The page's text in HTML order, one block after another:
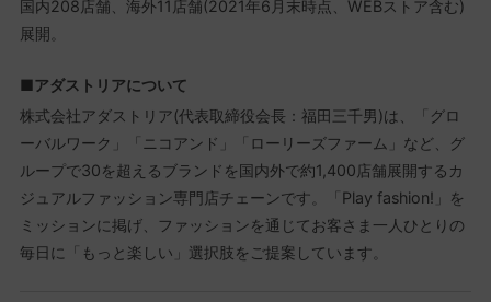
国内208店舗、海外11店舗(2021年6月末時点、WEBストア含む)
展開。
■アダストリアについて
株式会社アダストリア(代表取締役会長：福田三千男)は、「グロ
ーバルワーク」「ニコアンド」「ローリーズファーム」など、グ
ループで30を超えるブランドを国内外で約1,400店舗展開するカ
ジュアルファッション専門店チェーンです。「Play fashion!」を
ミッションに掲げ、ファッションを通じてお客さま一人ひとりの
毎日に「もっと楽しい」選択肢をご提案しています。